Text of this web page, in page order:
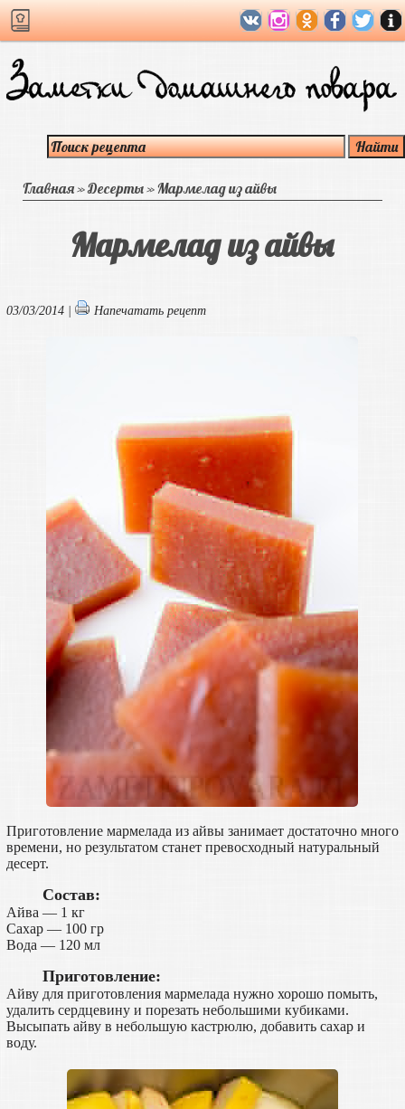
Главная»Десерты»Мармелад из айвы
Мармелад из айвы
03/03/2014 | Напечатать рецепт
Приготовление мармелада из айвы занимает достаточно много
времени, но результатом станет превосходный натуральный
десерт.
Состав:
Айва — 1 кг
Сахар — 100 гр
Вода — 120 мл
Приготовление:
Айву для приготовления мармелада нужно хорошо помыть,
удалить сердцевину и порезать небольшими кубиками.
Высыпать айву в небольшую кастрюлю, добавить сахар и
воду.